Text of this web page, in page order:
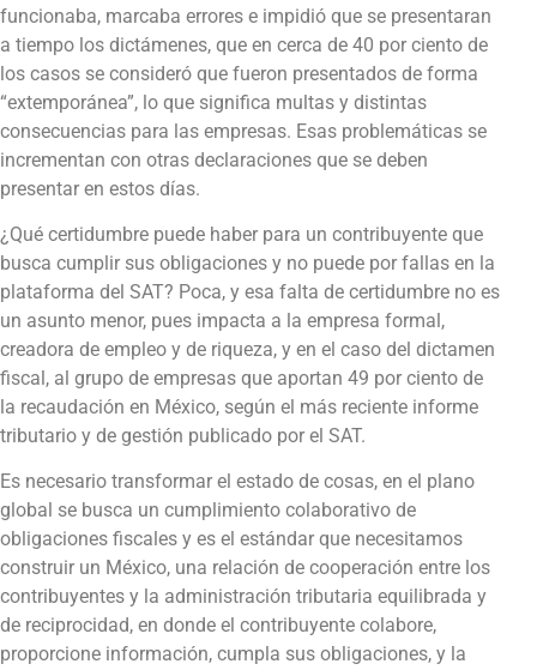
funcionaba, marcaba errores e impidió que se presentaran
a tiempo los dictámenes, que en cerca de 40 por ciento de
los casos se consideró que fueron presentados de forma
“extemporánea”, lo que significa multas y distintas
consecuencias para las empresas. Esas problemáticas se
incrementan con otras declaraciones que se deben
presentar en estos días.
¿Qué certidumbre puede haber para un contribuyente que
busca cumplir sus obligaciones y no puede por fallas en la
plataforma del SAT? Poca, y esa falta de certidumbre no es
un asunto menor, pues impacta a la empresa formal,
creadora de empleo y de riqueza, y en el caso del dictamen
fiscal, al grupo de empresas que aportan 49 por ciento de
la recaudación en México, según el más reciente informe
tributario y de gestión publicado por el SAT.
Es necesario transformar el estado de cosas, en el plano
global se busca un cumplimiento colaborativo de
obligaciones fiscales y es el estándar que necesitamos
construir un México, una relación de cooperación entre los
contribuyentes y la administración tributaria equilibrada y
de reciprocidad, en donde el contribuyente colabore,
proporcione información, cumpla sus obligaciones, y la